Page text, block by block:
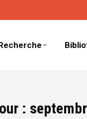
: